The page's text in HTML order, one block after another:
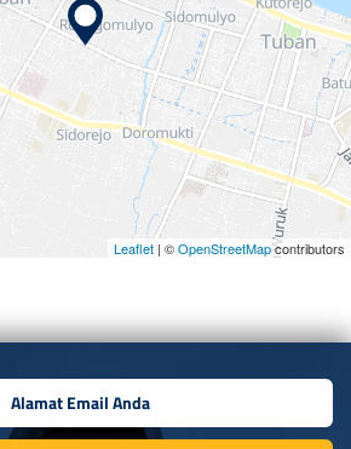
Leaflet | ©OpenStreetMapcontributors